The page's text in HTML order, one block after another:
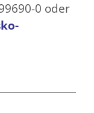
0 oder